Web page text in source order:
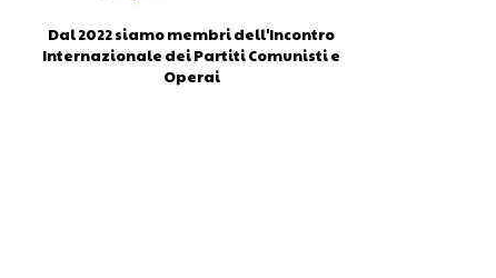
Dal 2022 siamo membri dell'Incontro
Internazionale dei Partiti Comunisti e
Operai